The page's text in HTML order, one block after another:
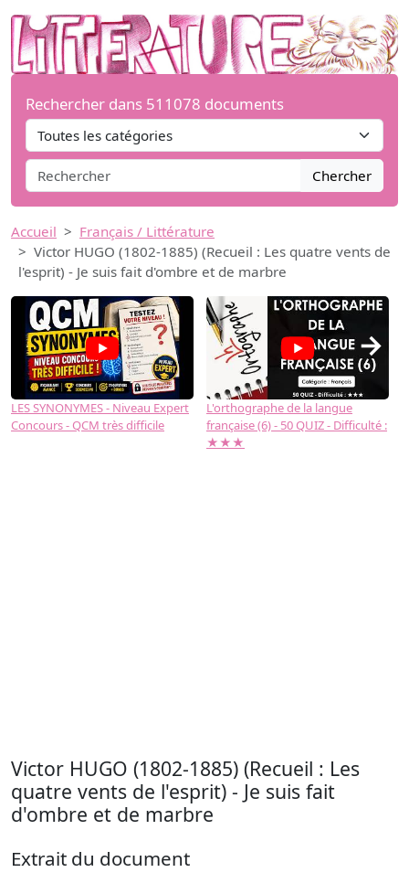
Rechercher dans 511078 documents
Chercher
Accueil
Français / Littérature
Victor HUGO (1802-1885) (Recueil : Les quatre vents de
l'esprit) - Je suis fait d'ombre et de marbre
LES SYNONYMES - Niveau Expert
Concours - QCM très difficile
L'orthographe de la langue
française (6) - 50 QUIZ - Difficulté :
★★★
→
Victor HUGO (1802-1885) (Recueil : Les
quatre vents de l'esprit) - Je suis fait
d'ombre et de marbre
Extrait du document